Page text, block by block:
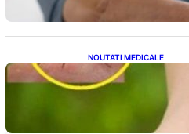
NOUTATI MEDICALE
Cum bacteriile
țânțarilor: O nouă